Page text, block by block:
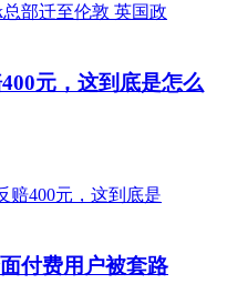
元，这到底是怎么
付费用户被套路